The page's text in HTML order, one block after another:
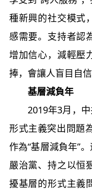
種新興的社交模式
感需要。支持者認
增加信心，減輕壓
捧，會讓人盲目自
基層減負年
2019年3月，中
形式主義突出問題
作為“基層減負年”
嚴治黨、持之以恒
擾基層的形式主義